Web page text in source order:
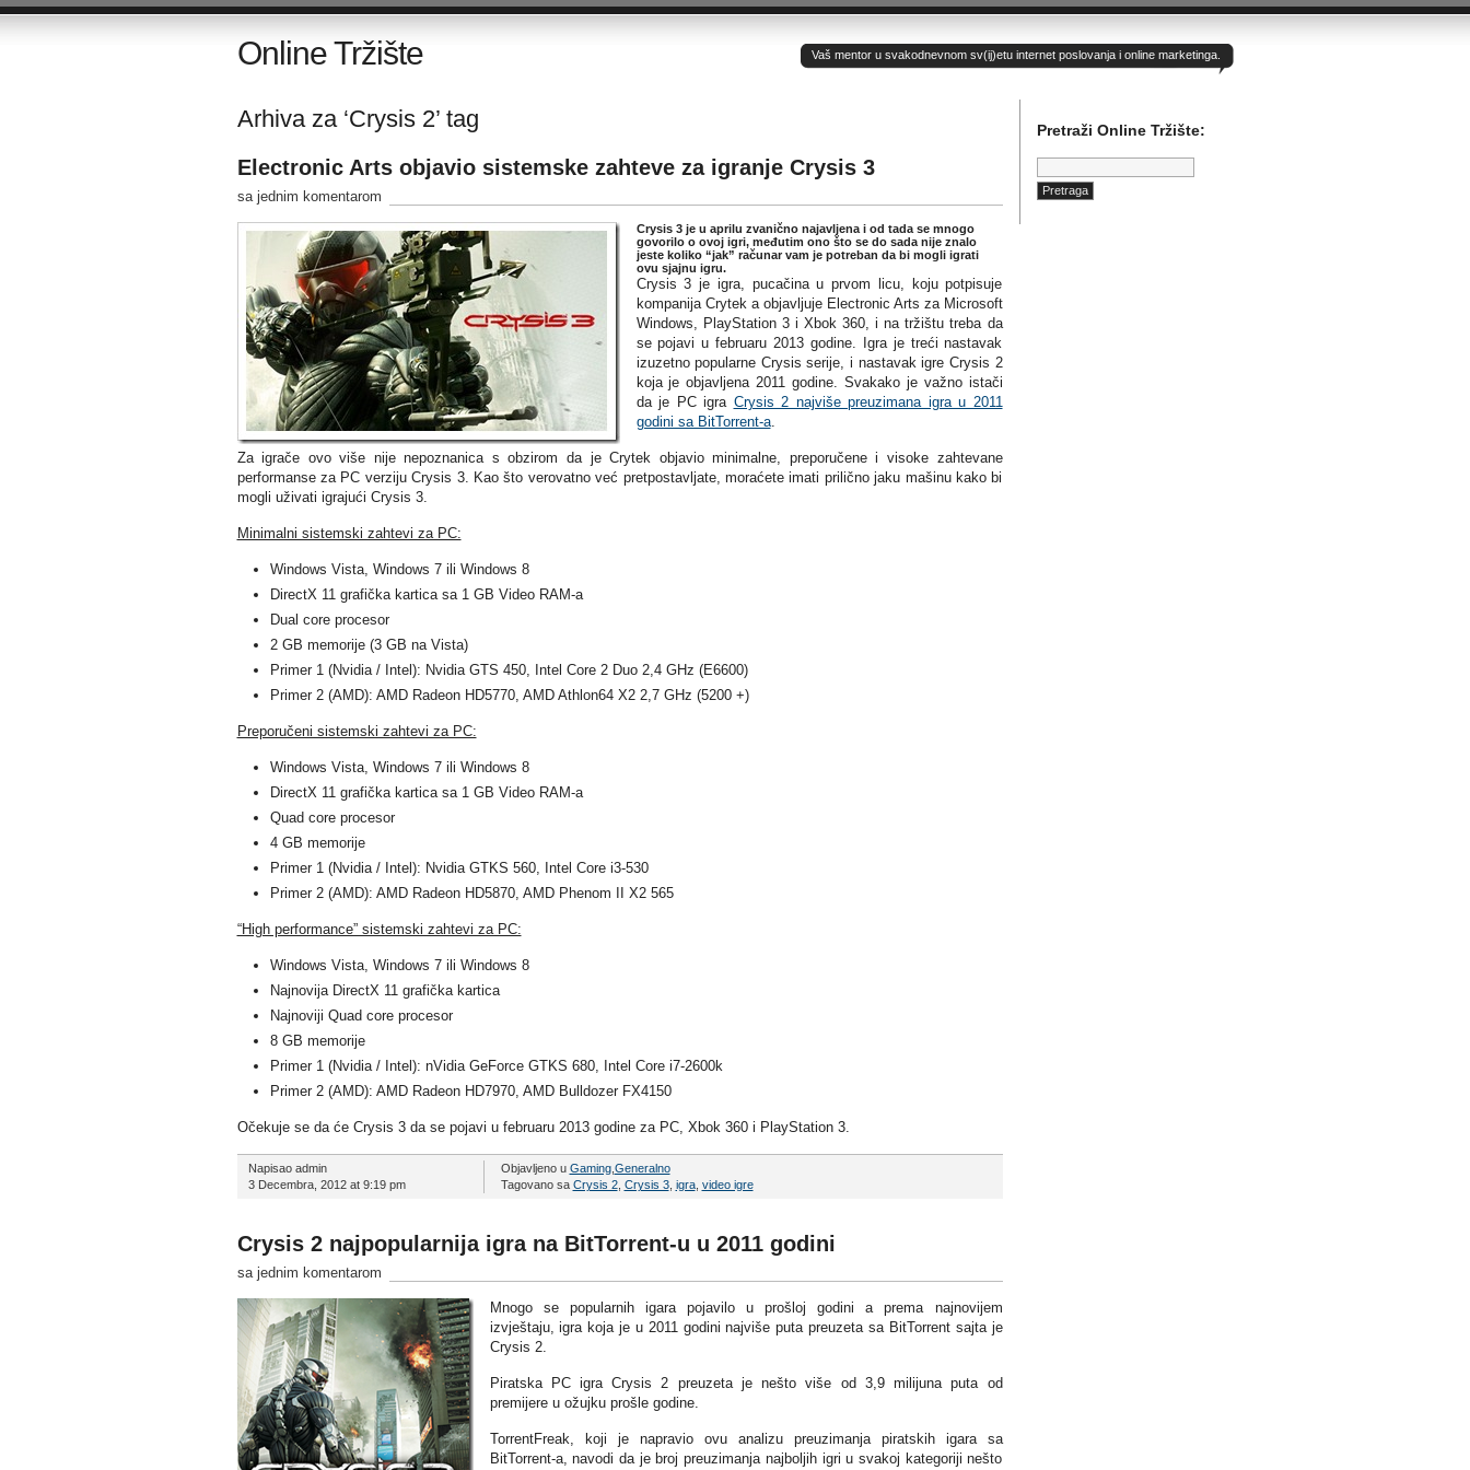
Online Tržište Vaš mentor u svakodnevnom sv(ij)etu internet poslovanja i online marketinga.
Arhiva za ‘Crysis 2’ tag
Electronic Arts objavio sistemske zahteve za igranje Crysis 3
sa jednim komentarom
Crysis 3 je u aprilu zvanično najavljena i od tada se mnogo
govorilo o ovoj igri, međutim ono što se do sada nije znalo
jeste koliko “jak” računar vam je potreban da bi mogli igrati
ovu sjajnu igru.
Crysis 3 je igra, pucačina u prvom licu, koju potpisuje
kompanija Crytek a objavljuje Electronic Arts za Microsoft
Windows, PlayStation 3 i Xbok 360, i na tržištu treba da
se pojavi u februaru 2013 godine. Igra je treći nastavak
izuzetno popularne Crysis serije, i nastavak igre Crysis 2
koja je objavljena 2011 godine. Svakako je važno istači
da je PC igra Crysis 2 najviše preuzimana igra u 2011
godini sa BitTorrent-a.
Za igrače ovo više nije nepoznanica s obzirom da je Crytek objavio minimalne, preporučene i visoke zahtevane
performanse za PC verziju Crysis 3. Kao što verovatno već pretpostavljate, moraćete imati prilično jaku mašinu kako bi
mogli uživati igrajući Crysis 3.
Minimalni sistemski zahtevi za PC:
Windows Vista, Windows 7 ili Windows 8
DirectX 11 grafička kartica sa 1 GB Video RAM-a
Dual core procesor
2 GB memorije (3 GB na Vista)
Primer 1 (Nvidia / Intel): Nvidia GTS 450, Intel Core 2 Duo 2,4 GHz (E6600)
Primer 2 (AMD): AMD Radeon HD5770, AMD Athlon64 X2 2,7 GHz (5200 +)
Preporučeni sistemski zahtevi za PC:
Windows Vista, Windows 7 ili Windows 8
DirectX 11 grafička kartica sa 1 GB Video RAM-a
Quad core procesor
4 GB memorije
Primer 1 (Nvidia / Intel): Nvidia GTKS 560, Intel Core i3-530
Primer 2 (AMD): AMD Radeon HD5870, AMD Phenom II X2 565
“High performance” sistemski zahtevi za PC:
Windows Vista, Windows 7 ili Windows 8
Najnovija DirectX 11 grafička kartica
Najnoviji Quad core procesor
8 GB memorije
Primer 1 (Nvidia / Intel): nVidia GeForce GTKS 680, Intel Core i7-2600k
Primer 2 (AMD): AMD Radeon HD7970, AMD Bulldozer FX4150
Očekuje se da će Crysis 3 da se pojavi u februaru 2013 godine za PC, Xbok 360 i PlayStation 3.
Napisao admin
3 Decembra, 2012 at 9:19 pm
Objavljeno u Gaming, Generalno
Tagovano sa Crysis 2, Crysis 3, igra, video igre
Crysis 2 najpopularnija igra na BitTorrent-u u 2011 godini
sa jednim komentarom
Mnogo se popularnih igara pojavilo u prošloj godini a prema najnovijem
izvještaju, igra koja je u 2011 godini najviše puta preuzeta sa BitTorrent sajta je
Crysis 2.
Piratska PC igra Crysis 2 preuzeta je nešto više od 3,9 milijuna puta od
premijere u ožujku prošle godine.
TorrentFreak, koji je napravio ovu analizu preuzimanja piratskih igara sa
BitTorrent-a, navodi da je broj preuzimanja najboljih igri u svakoj kategoriji nešto
Pretraži Online Tržište:
Pretraga: